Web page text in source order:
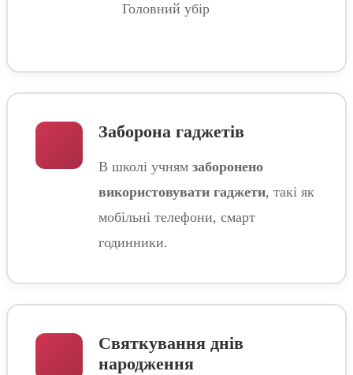
Головний убір
Заборона гаджетів
В школі учням заборонено
використовувати гаджети, такі як
мобільні телефони, смарт
годинники.
Святкування днів
народження